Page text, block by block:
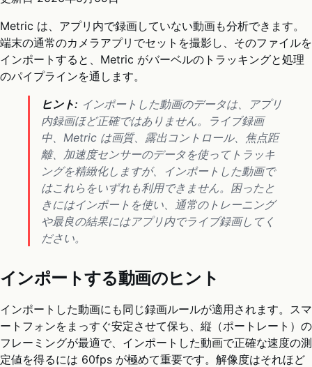
Metric は、アプリ内で録画していない動画も分析できます。
端末の通常のカメラアプリでセットを撮影し、そのファイルを
インポートすると、Metric がバーベルのトラッキングと処理
のパイプラインを通します。
ヒント: インポートした動画のデータは、アプリ
内録画ほど正確ではありません。ライブ録画
中、Metric は画質、露出コントロール、焦点距
離、加速度センサーのデータを使ってトラッキ
ングを精緻化しますが、インポートした動画で
はこれらをいずれも利用できません。困ったと
きにはインポートを使い、通常のトレーニング
や最良の結果にはアプリ内でライブ録画してく
ださい。
インポートする動画のヒント
インポートした動画にも同じ録画ルールが適用されます。スマ
ートフォンをまっすぐ安定させて保ち、縦（ポートレート）の
フレーミングが最適で、インポートした動画で正確な速度の測
定値を得るには 60fps が極めて重要です。解像度はそれほど